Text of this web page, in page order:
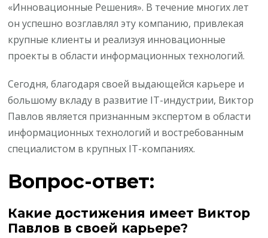
«Инновационные Решения». В течение многих лет
он успешно возглавлял эту компанию, привлекая
крупные клиенты и реализуя инновационные
проекты в области информационных технологий.
Сегодня, благодаря своей выдающейся карьере и
большому вкладу в развитие IT-индустрии, Виктор
Павлов является признанным экспертом в области
информационных технологий и востребованным
специалистом в крупных IT-компаниях.
Вопрос-ответ:
Какие достижения имеет Виктор
Павлов в своей карьере?